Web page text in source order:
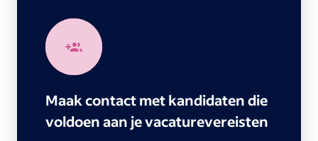
Maak contact met kandidaten die
voldoen aan je vacaturevereisten